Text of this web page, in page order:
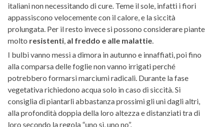
italiani non necessitando di cure. Teme il sole, infatti i fiori
appassiscono velocemente con il calore, e la siccità
prolungata. Per il resto invece si possono considerare piante
molto resistenti al freddo e alle malattie
I bulbi vanno messi a dimora in autunno e innaffiati, poi fino
alla comparsa delle foglie non vanno irrigati perché
potrebbero formarsi marciumi radicali. Durante la fase
vegetativa richiedono acqua solo in caso di siccità. Si
consiglia di piantarli abbastanza prossimi gli uni dagli altri,
alla profondità doppia della loro altezza e distanziati tra di
loro secondo la regola “uno sì, uno no”.